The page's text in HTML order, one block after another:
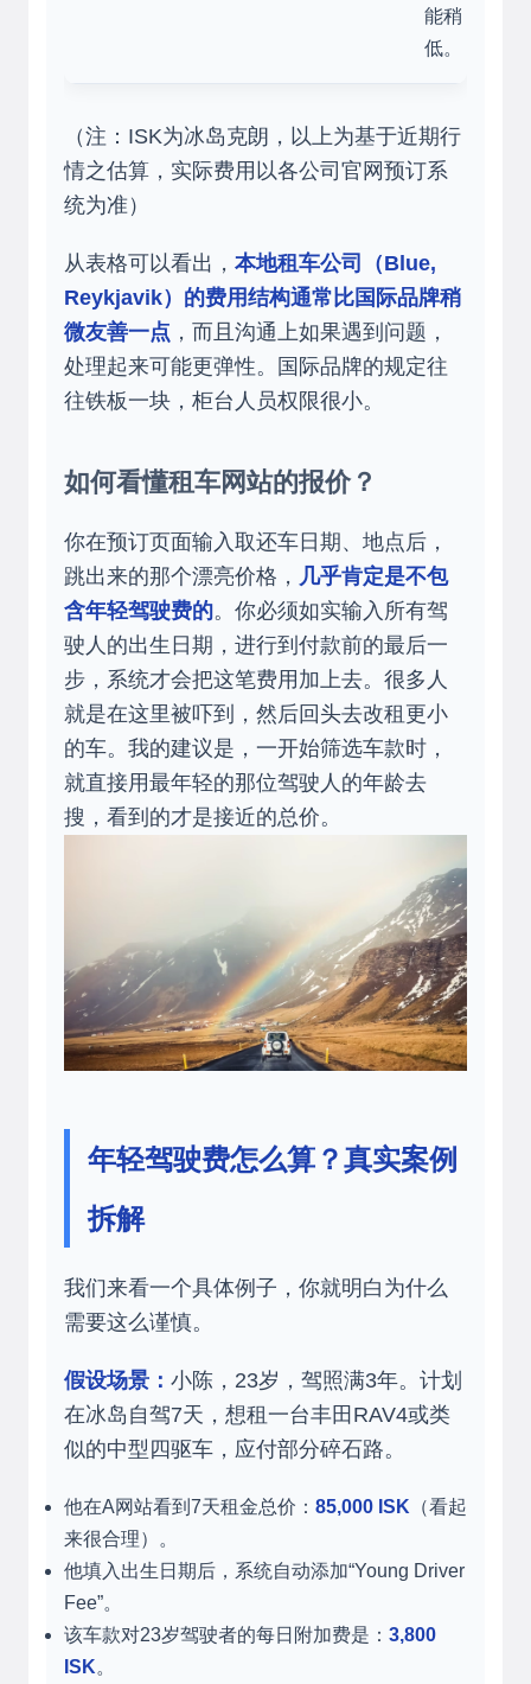
能稍
低。
（注：ISK为冰岛克朗，以上为基于近期行
情之估算，实际费用以各公司官网预订系
统为准）
从表格可以看出， 本地租车公司（Blue,
Reykjavik）的费用结构通常比国际品牌稍
微友善一点 ，而且沟通上如果遇到问题，
处理起来可能更弹性。国际品牌的规定往
往铁板一块，柜台人员权限很小。
如何看懂租车网站的报价？
你在预订页面输入取还车日期、地点后，
跳出来的那个漂亮价格， 几乎肯定是不包
含年轻驾驶费的。你必须如实输入所有驾
驶人的出生日期，进行到付款前的最后一
步，系统才会把这笔费用加上去。很多人
就是在这里被吓到，然后回头去改租更小
的车。我的建议是，一开始筛选车款时，
就直接用最年轻的那位驾驶人的年龄去
搜，看到的才是接近的总价。
年轻驾驶费怎么算？真实案例
拆解
我们来看一个具体例子，你就明白为什么
需要这么谨慎。
假设场景： 小陈，23岁，驾照满3年。计划
在冰岛自驾7天，想租一台丰田RAV4或类
似的中型四驱车，应付部分碎石路。
他在A网站看到7天租金总价： 85,000 ISK （看起
来很合理）。
他填入出生日期后，系统自动添加“Young Driver
Fee”。
该车款对23岁驾驶者的每日附加费是： 3,800
ISK。